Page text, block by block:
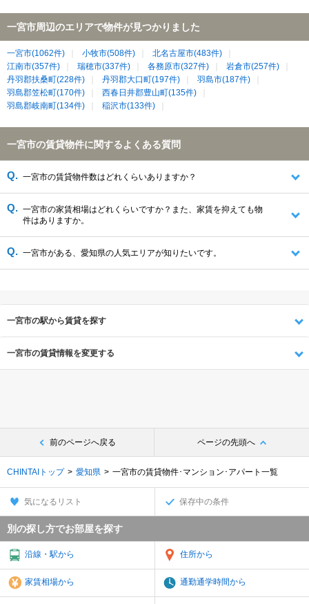
一宮市周辺のエリアで物件が見つかりました
一宮市(1062件) 小牧市(508件)
北名古屋市(483件)
江南市(357件)
瑞穂市(337件) 各務原市(327件)
岩倉市(257件)
丹羽郡扶桑町(228件)
丹羽郡大口町(197件)
羽島市(187件)
羽島郡笠松町(170件)
西春日井郡豊山町(135件)
羽島郡岐南町(134件)
稲沢市(133件)
一宮市の賃貸物件に関するよくある質問
一宮市の賃貸物件数はどれくらいありますか？
一宮市の家賃相場はどれくらいですか？また、家賃を抑えても物
件はありますか。
一宮市がある、愛知県の人気エリアが知りたいです。
一宮市の駅から賃貸を探す
一宮市の賃貸情報を変更する
前のページへ戻る ページの先頭へ
CHINTAIトップ 愛知県 一宮市の賃貸物件･マンション･アパート一覧
気になるリスト 保存中の条件
別の探し方でお部屋を探す
沿線・駅から 住所から
家賃相場から 通勤通学時間から